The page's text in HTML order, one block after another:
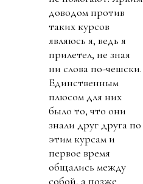
доводом против
таких курсов
являюсь я, ведь я
прилетел, не зная
ни слова по-чешски.
Единственным
плюсом для них
было то, что они
знали друг друга по
этим курсам и
первое время
общались между
собой, а позже